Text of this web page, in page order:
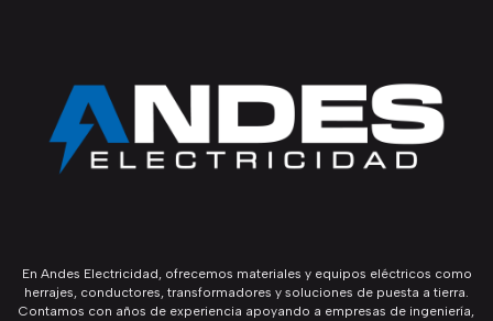
En Andes Electricidad, ofrecemos materiales y equipos eléctricos como
herrajes, conductores, transformadores y soluciones de puesta a tierra.
Contamos con años de experiencia apoyando a empresas de ingeniería,